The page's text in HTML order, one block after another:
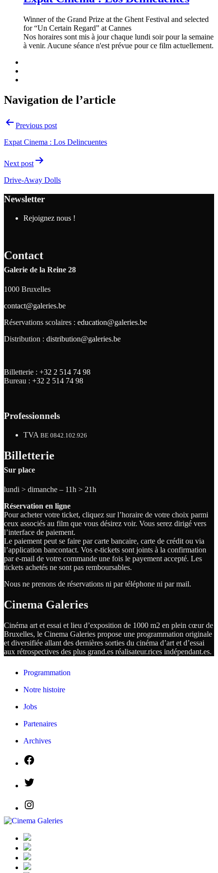
Winner of the Grand Prize at the Ghent Festival and selected
for “Un Certain Regard” at Cannes
Nos horaires sont mis à jour chaque lundi soir pour la semaine
à venir. Aucune séance n'est prévue pour ce film actuellement.
Navigation de l’article
Previous post
Expat Cinema : Los Delincuentes
Next post
Drive-Away Dolls
Newsletter
Rejoignez nous !
Contact
Galerie de la Reine 28
1000 Bruxelles
contact@galeries.be
Réservations scolaires : education@galeries.be
Distribution : distribution@galeries.be
Billetterie : +32 2 514 74 98
Bureau : +32 2 514 74 98
Professionnels
TVA BE 0842.102.926
Billetterie
Sur place
lundi > dimanche – 11h > 21h
Réservation en ligne
Pour acheter votre ticket, cliquez sur l’horaire de votre choix parmi
ceux associés au film que vous désirez voir. Vous serez dirigé vers
l’interface de paiement.
Le paiement peut se faire par carte bancaire, carte de crédit ou via
l’application bancontact. Vos e-tickets sont joints à la confirmation
par e-mail de votre commande une fois le payement accepté. Les
tickets achetés ne sont pas remboursables.
Nous ne prenons de réservations ni par téléphone ni par mail.
Cinema Galeries
Cinéma art et essai et lieu d’exposition de 1000 m2 en plein cœur de
Bruxelles, le Cinema Galeries propose une programmation originale
et diversifiée allant des dernières sorties du cinéma d’art et d’essai
aux rétrospectives des plus grand.es réalisateur.rices indépendant.es.
Programmation
Notre histoire
Jobs
Partenaires
Archives